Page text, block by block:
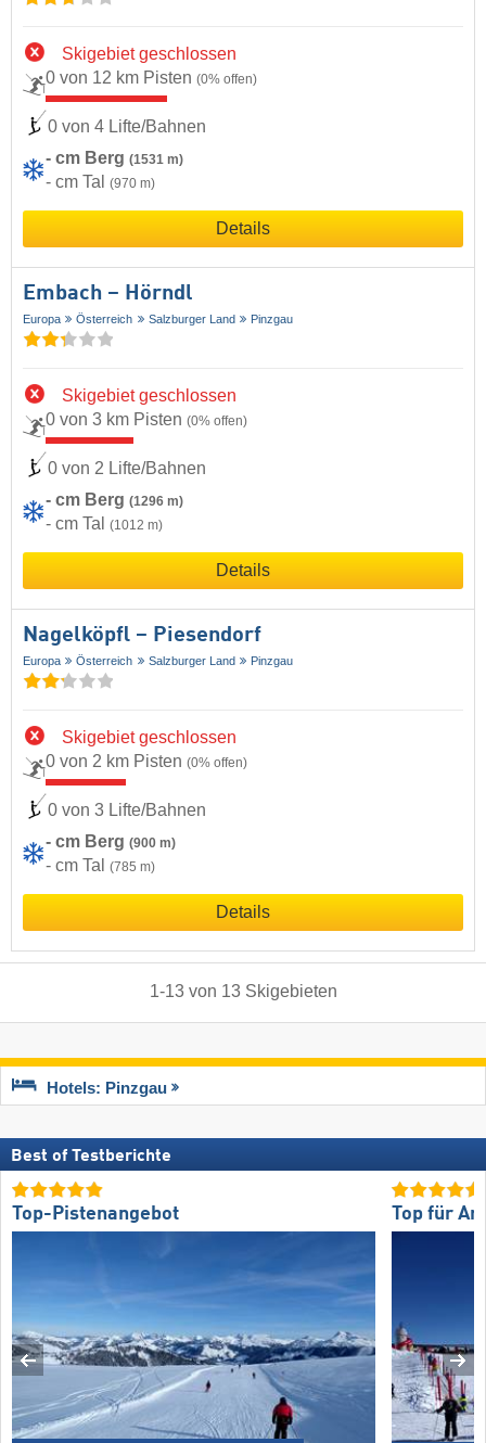
Skigebiet geschlossen
0 von 12 km Pisten (0% offen)
0 von 4 Lifte/Bahnen
- cm Berg (1531 m)
- cm Tal (970 m)
Details
Embach – Hörndl
Europa Österreich Salzburger Land Pinzgau
Skigebiet geschlossen
0 von 3 km Pisten (0% offen)
0 von 2 Lifte/Bahnen
- cm Berg (1296 m)
- cm Tal (1012 m)
Details
Nagelköpfl – Piesendorf
Europa Österreich Salzburger Land Pinzgau
Skigebiet geschlossen
0 von 2 km Pisten (0% offen)
0 von 3 Lifte/Bahnen
- cm Berg (900 m)
- cm Tal (785 m)
Details
1-13von 13 Skigebieten
Hotels: Pinzgau
Best of Testberichte
Top-Pistenangebot Top für